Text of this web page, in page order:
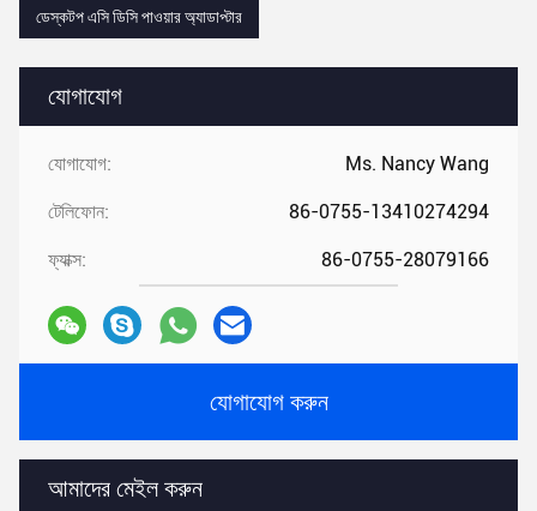
যোগাযোগ
যোগাযোগ: Ms. Nancy Wang
টেলিফোন: 86-0755-13410274294
ফ্যাক্স: 86-0755-28079166
যোগাযোগ করুন
আমাদের মেইল ​​করুন
ডেস্কটপ এসি ডিসি পাওয়ার অ্যাডাপ্টার